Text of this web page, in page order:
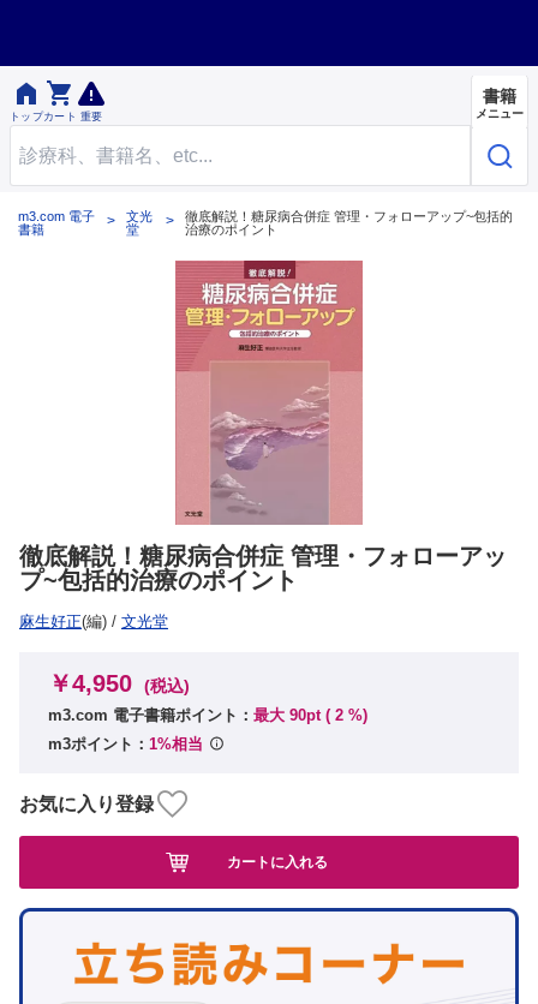

トップ

カート 重要
書籍
メニュー
m3.com 電子
書籍
文光
堂
徹底解説！糖尿病合併症 管理・フォローアップ~包括的
治療のポイント
徹底解説！糖尿病合併症 管理・フォローアッ
プ~包括的治療のポイント
麻生好正(編) / 文光堂
￥4,950 (税込)
m3.com 電子書籍ポイント： 最大 90pt ( 2 %)
m3ポイント： 1%相当
お気に入り登録
カートに入れる